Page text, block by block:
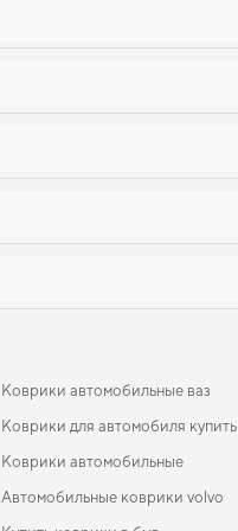
Коврики автомобильные ваз
Коврики для автомобиля купить
Коврики автомобильные
Автомобильные коврики volvo